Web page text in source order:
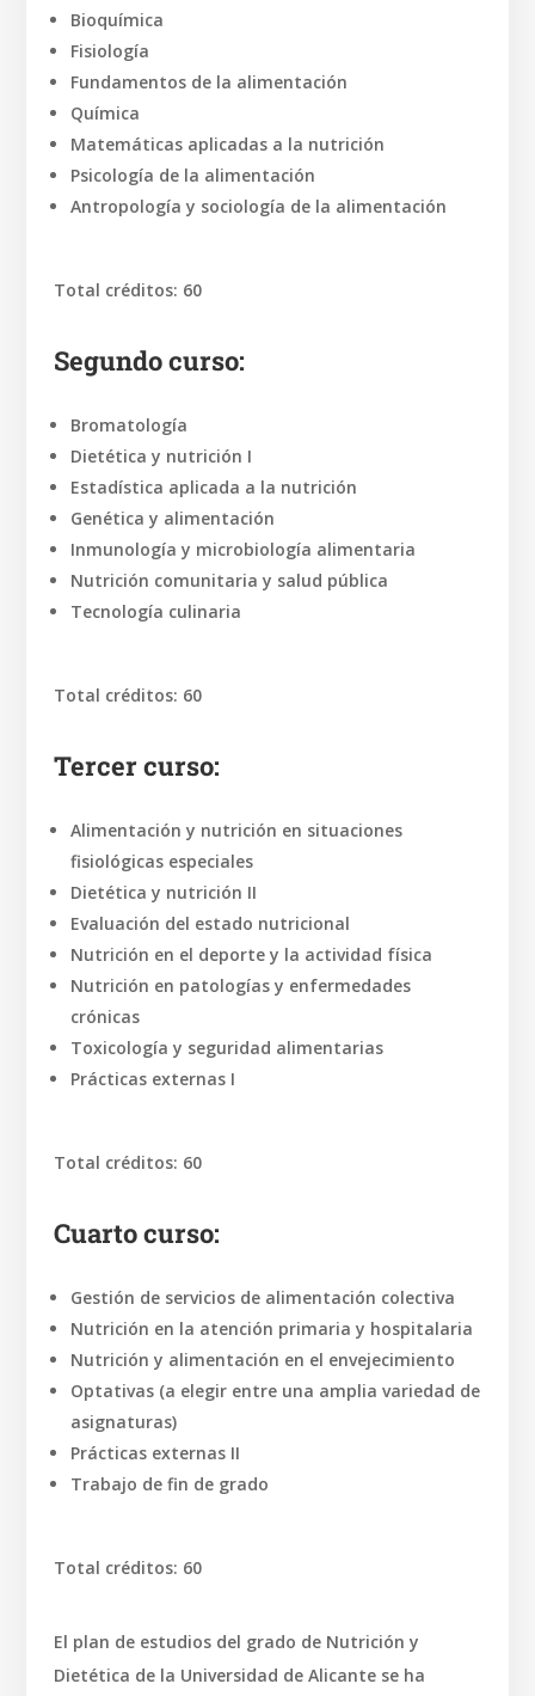
Bioquímica
Fisiología
Fundamentos de la alimentación
Química
Matemáticas aplicadas a la nutrición
Psicología de la alimentación
Antropología y sociología de la alimentación
Total créditos: 60
Segundo curso:
Bromatología
Dietética y nutrición I
Estadística aplicada a la nutrición
Genética y alimentación
Inmunología y microbiología alimentaria
Nutrición comunitaria y salud pública
Tecnología culinaria
Total créditos: 60
Tercer curso:
Alimentación y nutrición en situaciones
fisiológicas especiales
Dietética y nutrición II
Evaluación del estado nutricional
Nutrición en el deporte y la actividad física
Nutrición en patologías y enfermedades
crónicas
Toxicología y seguridad alimentarias
Prácticas externas I
Total créditos: 60
Cuarto curso:
Gestión de servicios de alimentación colectiva
Nutrición en la atención primaria y hospitalaria
Nutrición y alimentación en el envejecimiento
Optativas (a elegir entre una amplia variedad de
asignaturas)
Prácticas externas II
Trabajo de fin de grado
Total créditos: 60
El plan de estudios del grado de Nutrición y
Dietética de la Universidad de Alicante se ha